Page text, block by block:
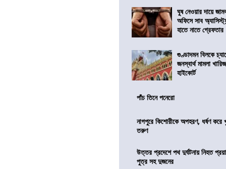
ঘুষ নেওয়ার দায়ে
অফিসে সাব
হাতে নাতে গ্রেফতার
গুণ্ডাদমন বিলকে
জনস্বার্থ মামলা
হাইকোর্ট
পাঁচ তিনে পনেরো
নাগপুরে কিশোরীকে অপহরণ, ধর্ষণ করে
তরুণ
উত্তর প্রদেশে পথ দুর্ঘটনায় নিহত
পুত্র সহ দুজনের